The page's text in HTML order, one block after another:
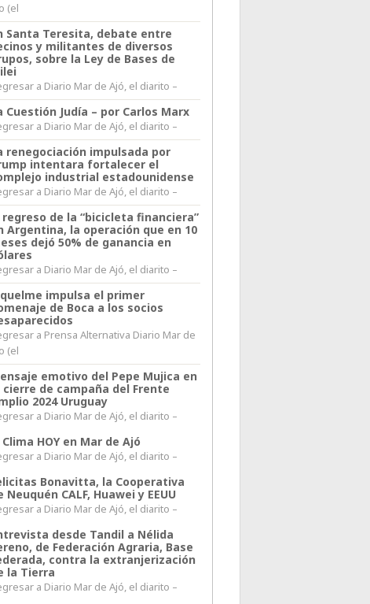
(el
Santa Teresita, debate entre
y militantes de diversos
sobre la Ley de Bases de
a Diario Mar de Ajó, el diarito –
Cuestión Judía – por Carlos Marx
a Diario Mar de Ajó, el diarito –
renegociación impulsada por
intentara fortalecer el
industrial estadounidense
a Diario Mar de Ajó, el diarito –
regreso de la “bicicleta financiera”
Argentina, la operación que en 10
dejó 50% de ganancia en
a Diario Mar de Ajó, el diarito –
impulsa el primer
de Boca a los socios
a Prensa Alternativa Diario Mar de
(el
emotivo del Pepe Mujica en
cierre de campaña del Frente
2024 Uruguay
a Diario Mar de Ajó, el diarito –
Clima HOY en Mar de Ajó
a Diario Mar de Ajó, el diarito –
Bonavitta, la Cooperativa
Neuquén CALF, Huawei y EEUU
a Diario Mar de Ajó, el diarito –
desde Tandil a Nélida
de Federación Agraria, Base
contra la extranjerización
la Tierra
a Diario Mar de Ajó, el diarito –